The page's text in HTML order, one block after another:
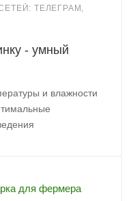
ТЕЛЕГРАМ,
- умный
и влажности